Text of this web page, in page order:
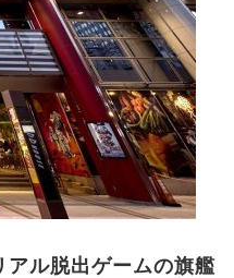
ル脱出ゲームの旗艦